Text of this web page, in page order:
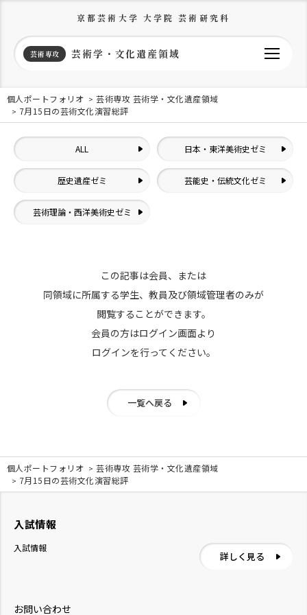
京都芸術大学 大学院 芸術研究科
芸術専攻 芸術学・文化遺産領域
個人ポートフォリオ
芸術専攻 芸術学・文化遺産領域
7月15日の芸術文化演習総評
ALL 日本・東洋美術史ゼミ
歴史遺産ゼミ 芸能史・伝統文化ゼミ
芸術理論・西洋美術史ゼミ
この記事は会員、または
同領域に所属する学生、教員及び領域管理者のみが
閲覧することができます。
会員の方はログイン画面より
ログインを行ってください。
一覧へ戻る
個人ポートフォリオ
芸術専攻 芸術学・文化遺産領域
7月15日の芸術文化演習総評
お問い合わせ
入試情報
入試情報
詳しく見る